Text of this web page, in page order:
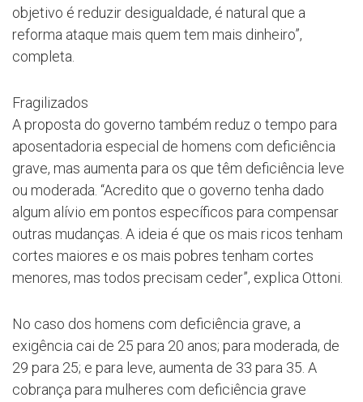
objetivo é reduzir desigualdade, é natural que a
reforma ataque mais quem tem mais dinheiro”,
completa.
Fragilizados
A proposta do governo também reduz o tempo para
aposentadoria especial de homens com deficiência
grave, mas aumenta para os que têm deficiência leve
ou moderada. “Acredito que o governo tenha dado
algum alívio em pontos específicos para compensar
outras mudanças. A ideia é que os mais ricos tenham
cortes maiores e os mais pobres tenham cortes
menores, mas todos precisam ceder”, explica Ottoni.
No caso dos homens com deficiência grave, a
exigência cai de 25 para 20 anos; para moderada, de
29 para 25; e para leve, aumenta de 33 para 35. A
cobrança para mulheres com deficiência grave